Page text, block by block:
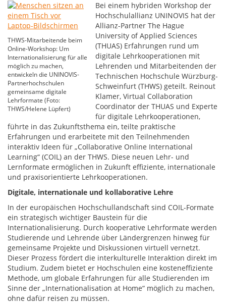
THWS-Mitarbeitende beim
Online-Workshop: Um
Internationalisierung für alle
möglich zu machen,
entwickeln die UNINOVIS-
Partnerhochschulen
gemeinsame digitale
Lehrformate (Foto:
THWS/Helene Lüpfert)
Bei einem hybriden Workshop der
Hochschulallianz UNINOVIS hat der
Allianz-Partner The Hague
University of Applied Sciences
(THUAS) Erfahrungen rund um
digitale Lehrkooperationen mit
Lehrenden und Mitarbeitenden der
Technischen Hochschule Würzburg-
Schweinfurt (THWS) geteilt. Reinout
Klamer, Virtual Collaboration
Coordinator der THUAS und Experte
für digitale Lehrkooperationen,
führte in das Zukunftsthema ein, teilte praktische
Erfahrungen und erarbeitete mit den Teilnehmenden
interaktiv Ideen für „Collaborative Online International
Learning“ (COIL) an der THWS. Diese neuen Lehr- und
Lernformate ermöglichen in Zukunft effiziente, internationale
und praxisorientierte Lehrkooperationen.
Digitale, internationale und kollaborative Lehre
In der europäischen Hochschullandschaft sind COIL-Formate
ein strategisch wichtiger Baustein für die
Internationalisierung. Durch kooperative Lehrformate werden
Studierende und Lehrende über Ländergrenzen hinweg für
gemeinsame Projekte und Diskussionen virtuell vernetzt.
Dieser Prozess fördert die interkulturelle Interaktion direkt im
Studium. Zudem bietet er Hochschulen eine kosteneffiziente
Methode, um globale Erfahrungen für alle Studierenden im
Sinne der „Internationalisation at Home“ möglich zu machen,
ohne dafür reisen zu müssen.